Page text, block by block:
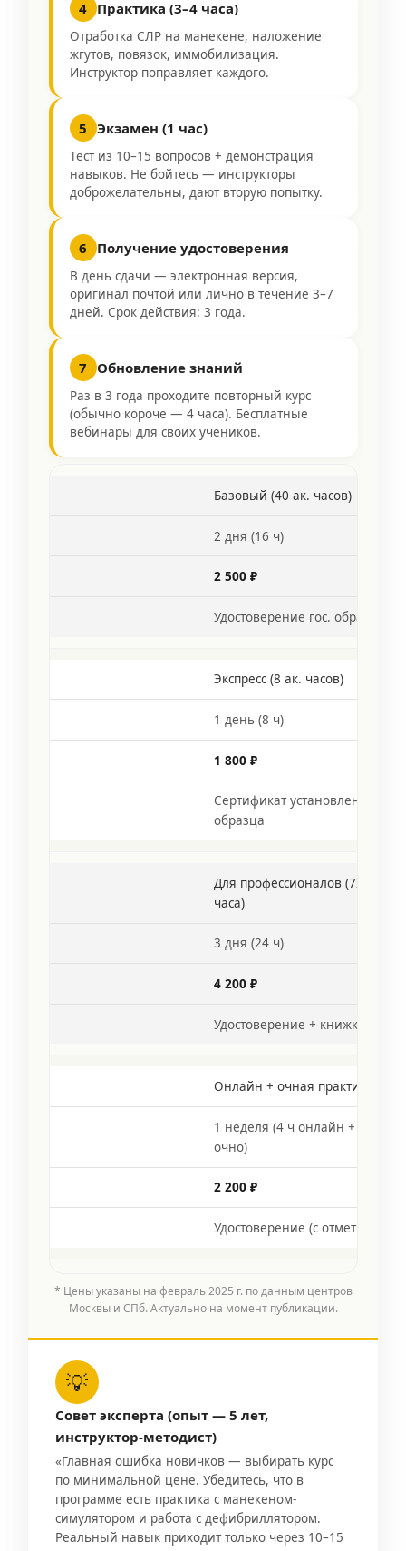
4 Практика (3–4 часа)
Отработка СЛР на манекене, наложение
жгутов, повязок, иммобилизация.
Инструктор поправляет каждого.
5 Экзамен (1 час)
Тест из 10–15 вопросов + демонстрация
навыков. Не бойтесь — инструкторы
доброжелательны, дают вторую попытку.
6 Получение удостоверения
В день сдачи — электронная версия,
оригинал почтой или лично в течение 3–7
дней. Срок действия: 3 года.
7 Обновление знаний
Раз в 3 года проходите повторный курс
(обычно короче — 4 часа). Бесплатные
вебинары для своих учеников.
Базовый (40 ак. часов)
2 дня (16 ч)
2 500 ₽
Удостоверение гос. образца
Экспресс (8 ак. часов)
1 день (8 ч)
1 800 ₽
Сертификат установленного
образца
Для профессионалов (72 ак.
часа)
3 дня (24 ч)
4 200 ₽
Удостоверение + книжка
Онлайн + очная практика
1 неделя (4 ч онлайн + 4 ч
очно)
2 200 ₽
Удостоверение (с отметкой)
* Цены указаны на февраль 2025 г. по данным центров
Москвы и СПб. Актуально на момент публикации.
💡
Совет эксперта (опыт — 5 лет,
инструктор-методист)
«Главная ошибка новичков — выбирать курс
по минимальной цене. Убедитесь, что в
программе есть практика с манекеном-
симулятором и работа с дефибриллятором.
Реальный навык приходит только через 10–15